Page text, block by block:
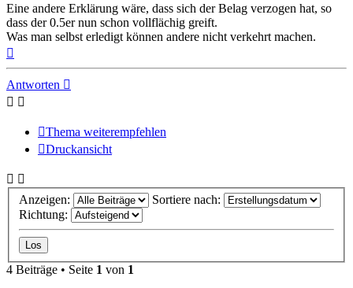
Eine andere Erklärung wäre, dass sich der Belag verzogen hat, so
dass der 0.5er nun schon vollflächig greift.
Was man selbst erledigt können andere nicht verkehrt machen.
Antworten
Thema weiterempfehlen
Druckansicht
Anzeigen:
Sortiere nach:
Richtung:
4 Beiträge • Seite 1 von 1